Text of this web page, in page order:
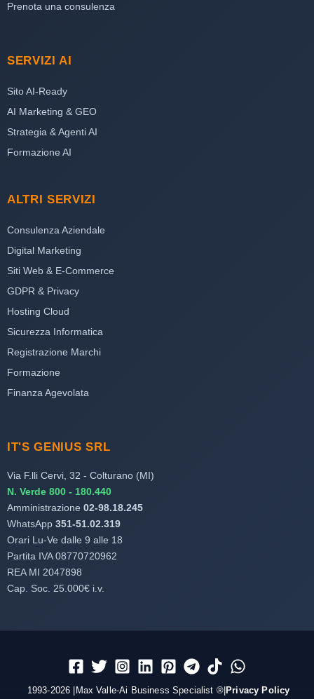
Prenota una consulenza
SERVIZI AI
Sito AI-Ready
AI Marketing & GEO
Strategia & Agenti AI
Formazione AI
ALTRI SERVIZI
Consulenza Aziendale
Digital Marketing
Siti Web & E-Commerce
GDPR & Privacy
Hosting Cloud
Sicurezza Informatica
Registrazione Marchi
Formazione
Finanza Agevolata
IT'S GENIUS SRL
Via F.lli Cervi, 32 - Colturano (MI)
N. Verde 800 - 180.440
Amministrazione 02-98.18.245
WhatsApp 351-51.02.319
Orari Lu-Ve dalle 9 alle 18
Partita IVA 08770720962
REA MI 2047898
Cap. Soc. 25.000€ i.v.
1993-2026 |Max Valle-Ai Business Specialist ®| Privacy Policy